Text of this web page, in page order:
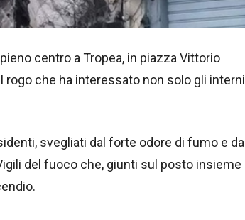
centro a Tropea, in piazza Vittorio
che ha interessato non solo gli interni
svegliati dal forte odore di fumo e dal
del fuoco che, giunti sul posto insieme